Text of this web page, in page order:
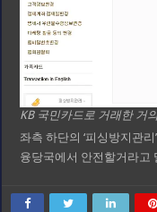
KB 국민카드로 거래한 거
좌측 하단의 ‘피싱방지관
융당국에서 안전할거라